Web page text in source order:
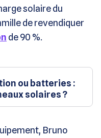
solaire du
de revendiquer
de 90 %.
ou batteries :
solaires ?
Bruno